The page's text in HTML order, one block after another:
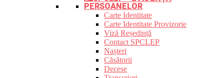
PERSOANELOR
Carte Identitate
Carte Identitate Provizorie
Viză Reședință
Contact SPCLEP
Nașteri
Căsătorii
Decese